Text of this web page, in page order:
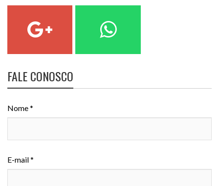
FALE CONOSCO
Nome *
E-mail *